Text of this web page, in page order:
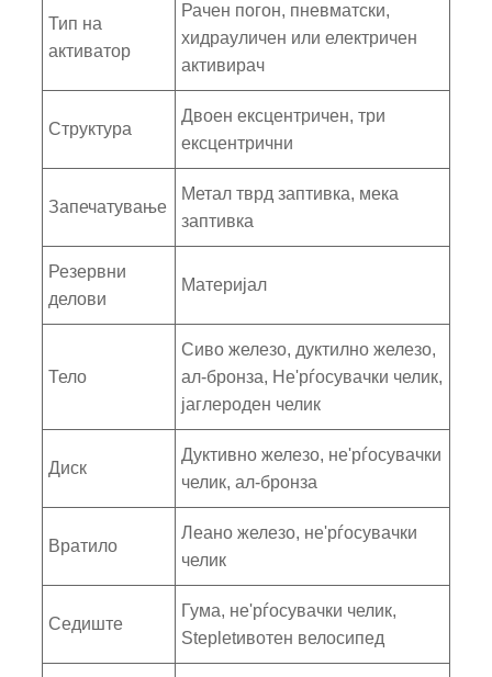
Тип на
активатор
Рачен погон, пневматски,
хидрауличен или електричен
активирач
Структура
Двоен ексцентричен, три
ексцентрични
Запечатување
Метал тврд заптивка, мека
заптивка
Резервни
делови
Материјал
Тело
Сиво железо, дуктилно железо,
ал-бронза, Не'рѓосувачки челик,
јаглероден челик
Диск
Дуктивно железо, не'рѓосувачки
челик, ал-бронза
Вратило
Леано железо, не'рѓосувачки
челик
Седиште
Гума, не'рѓосувачки челик,
Stepletивотен велосипед